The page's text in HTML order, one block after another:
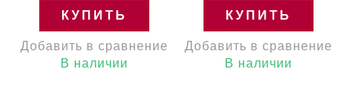
КУПИТЬ
Добавить в сравнение
В наличии
КУПИТЬ
Добавить в сравнение
В наличии